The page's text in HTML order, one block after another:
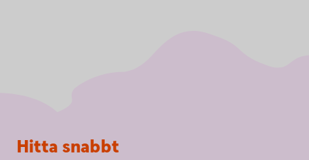
Sidfot
Hitta snabbt